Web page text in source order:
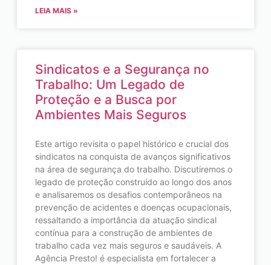
LEIA MAIS »
Sindicatos e a Segurança no
Trabalho: Um Legado de
Proteção e a Busca por
Ambientes Mais Seguros
Este artigo revisita o papel histórico e crucial dos
sindicatos na conquista de avanços significativos
na área de segurança do trabalho. Discutiremos o
legado de proteção construído ao longo dos anos
e analisaremos os desafios contemporâneos na
prevenção de acidentes e doenças ocupacionais,
ressaltando a importância da atuação sindical
contínua para a construção de ambientes de
trabalho cada vez mais seguros e saudáveis. A
Agência Presto! é especialista em fortalecer a